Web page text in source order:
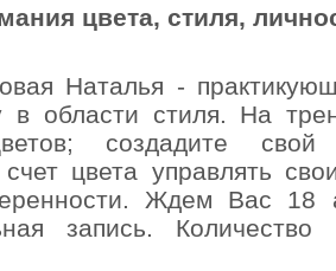
цвета, стиля,
Наталья -
в области стиля. На
создадите свой
цвета управлять
Ждем Вас
запись.